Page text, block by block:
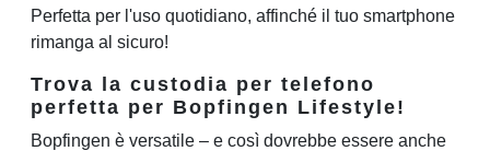
Perfetta per l'uso quotidiano, affinché il tuo smartphone
rimanga al sicuro!
Trova la custodia per telefono
perfetta per Bopfingen Lifestyle!
Bopfingen è versatile – e così dovrebbe essere anche